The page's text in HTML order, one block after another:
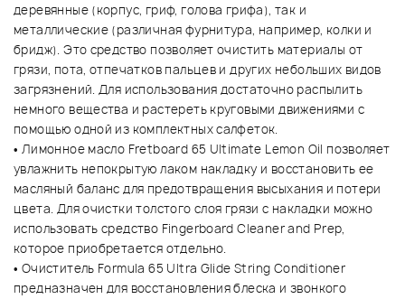
деревянные (корпус, гриф, голова грифа), так и
металлические (различная фурнитура, например, колки и
бридж). Это средство позволяет очистить материалы от
грязи, пота, отпечатков пальцев и других небольших видов
загрязнений. Для использования достаточно распылить
немного вещества и растереть круговыми движениями с
помощью одной из комплектных салфеток.
• Лимонное масло Fretboard 65 Ultimate Lemon Oil позволяет
увлажнить непокрытую лаком накладку и восстановить ее
масляный баланс для предотвращения высыхания и потери
цвета. Для очистки толстого слоя грязи с накладки можно
использовать средство Fingerboard Cleaner and Prep,
которое приобретается отдельно.
• Очиститель Formula 65 Ultra Glide String Conditioner
предназначен для восстановления блеска и звонкого